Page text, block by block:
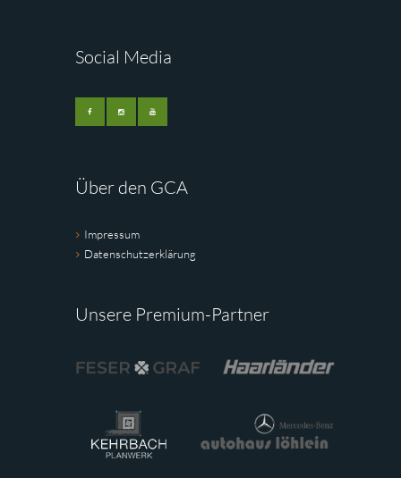
Social Media
Über den GCA
Impressum
Datenschutzerklärung
Unsere Premium-Partner